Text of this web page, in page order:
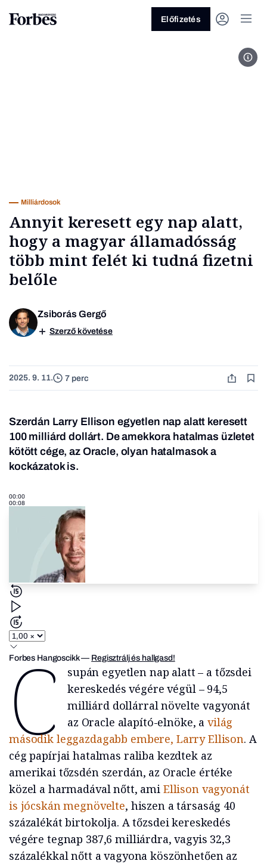
Üzlet
Előfizetés
Milliárdosok
Annyit keresett egy nap alatt,
hogy a magyar államadósság
több mint felét ki tudná fizetni
belőle
Zsiborás Gergő
Szerző követése
2025. 9. 11. 7 perc
Szerdán Larry Ellison egyetlen nap alatt keresett
100 milliárd dollárt. De amekkora hatalmas üzletet
kötött cége, az Oracle, olyan hatalmasok a
kockázatok is.
00:00
00:08
Forbes Hangoscikk— Regisztrálj és hallgasd!
C
supán egyetlen nap alatt – a tőzsdei
kereskedés végére végül – 94,5
milliárd dollárral növelte vagyonát
az Oracle alapító-elnöke, a világ
második leggazdagabb embere, Larry Ellison. A
cég papírjai hatalmas raliba kezdtek az
amerikai tőzsdén szerdán, az Oracle értéke
közel a harmadával nőtt, ami Ellison vagyonát
is jócskán megnövelte, hiszen a társaság 40
százalékát birtokolja. A tőzsdei kereskedés
végére tegnap 387,6 milliárdra, vagyis 32,3
százalékkal nőtt a vagyona köszönhetően az